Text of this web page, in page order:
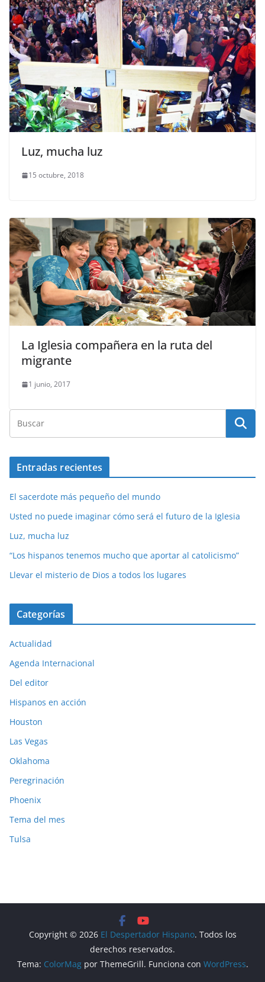
Luz, mucha luz
15 octubre, 2018
La Iglesia compañera en la ruta del
migrante
1 junio, 2017
Entradas recientes
El sacerdote más pequeño del mundo
Usted no puede imaginar cómo será el futuro de la Iglesia
Luz, mucha luz
“Los hispanos tenemos mucho que aportar al catolicismo”
Llevar el misterio de Dios a todos los lugares
Categorías
Actualidad
Agenda Internacional
Del editor
Hispanos en acción
Houston
Las Vegas
Oklahoma
Peregrinación
Phoenix
Tema del mes
Tulsa
Copyright © 2026 El Despertador Hispano. Todos los
derechos reservados.
Tema: ColorMagpor ThemeGrill. Funciona con WordPress.